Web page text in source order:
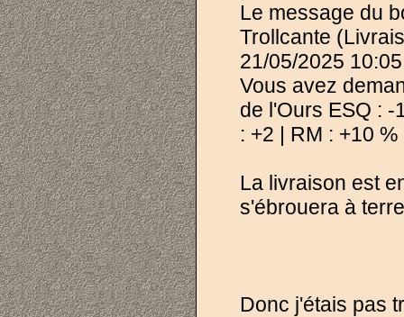
Le message du
Trollcante
21/05/2025
Vous avez
de l'Ours ESQ : -
: +2 | RM : +10
La livraison est
s'ébrouera à
Donc j'étais pas